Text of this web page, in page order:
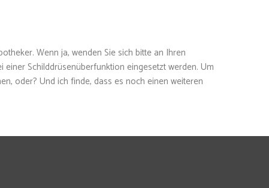
Wenn ja, wenden Sie sich bitte an Ihren
Schilddrüsenüberfunktion eingesetzt werden. Um
oder? Und ich finde, dass es noch einen weiteren